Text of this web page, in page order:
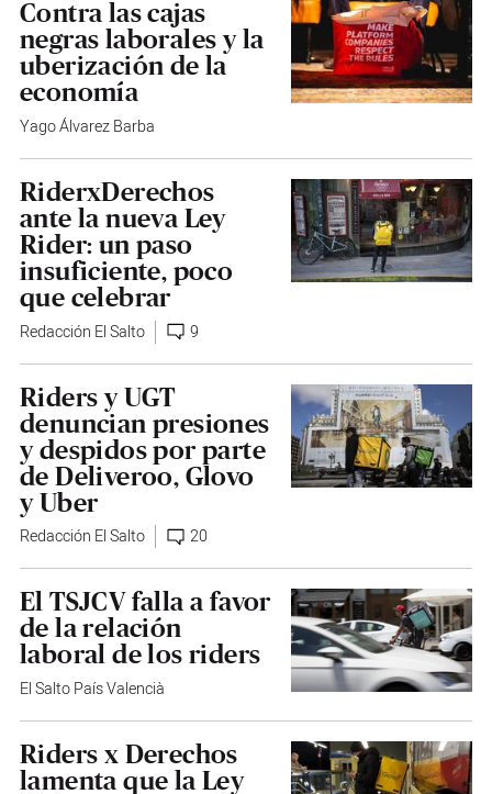
Contra las cajas
negras laborales y la
uberización de la
economía
Yago Álvarez Barba
RiderxDerechos
ante la nueva Ley
Rider: un paso
insuficiente, poco
que celebrar
Redacción El Salto 9
Riders y UGT
denuncian presiones
y despidos por parte
de Deliveroo, Glovo
y Uber
Redacción El Salto 20
El TSJCV falla a favor
de la relación
laboral de los riders
El Salto País Valencià
Riders x Derechos
lamenta que la Ley